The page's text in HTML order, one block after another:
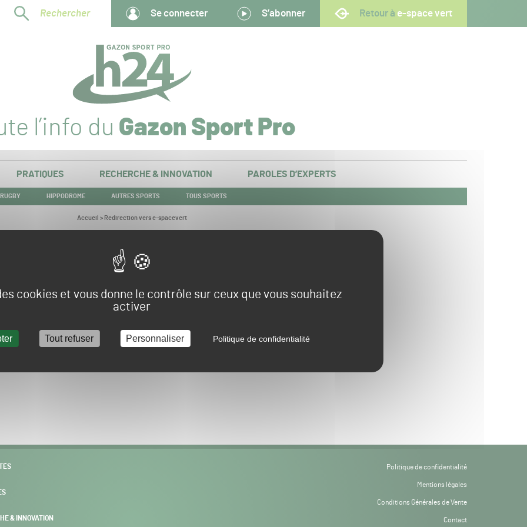
cookies et vous donne le contrôle sur ceux que vous souhaitez
activer
Tout refuser Personnaliser Politique de confidentialité
Rechercher Se connecter S’abonner Retour à e-space vert
l’info du Gazon Sport Pro
PRATIQUES RECHERCHE & INNOVATION PAROLES D’EXPERTS
RUGBY HIPPODROME AUTRES SPORTS TOUS SPORTS
Vous
Accueil > Redirection vers e-spacevert
Redirection vers e-spacevert
POURSUIVRE VERS E-SPACEVERT BY SALONVERT
& INNOVATION
Politique de confidentialité
Mentions légales
Conditions Générales de Vente
Contact